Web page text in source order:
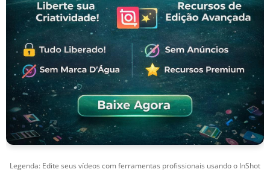
Legenda: Edite seus vídeos com ferramentas profissionais usando o InShot